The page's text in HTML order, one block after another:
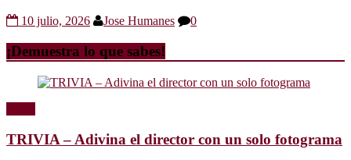
10 julio, 2026 Jose Humanes 0
¡Demuestra lo que sabes!
TRIVIA – Adivina el director con un solo fotograma